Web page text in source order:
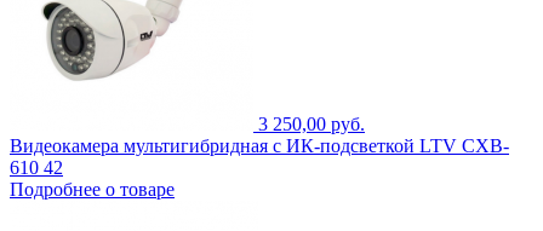
3 250,00 руб.
Видеокамера мультигибридная с ИК-подсветкой LTV CXB-
610 42
Подробнее о товаре